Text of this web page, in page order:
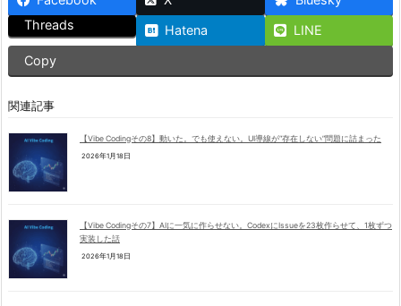
Threads
Hatena
LINE
Copy
関連記事
【Vibe Codingその8】動いた。でも使えない。UI導線が“存在しない”問題に詰まった
2026年1月18日
【Vibe Codingその7】AIに一気に作らせない。CodexにIssueを23枚作らせて、1枚ずつ
実装した話
2026年1月18日